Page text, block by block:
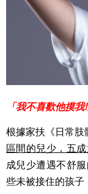
「我不喜歡他摸我!
根據家扶《日常肢
區間的兒少，五
成兒少遭遇不舒
些未被接住的孩子